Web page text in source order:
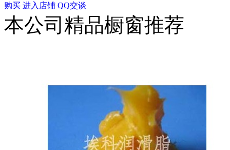
购买 进入店铺 QQ交谈
本公司精品橱窗推荐